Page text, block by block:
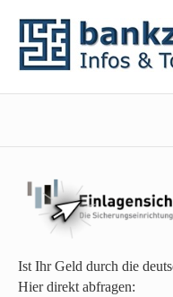
Ist Ihr Geld durch die
Hier direkt abfragen: